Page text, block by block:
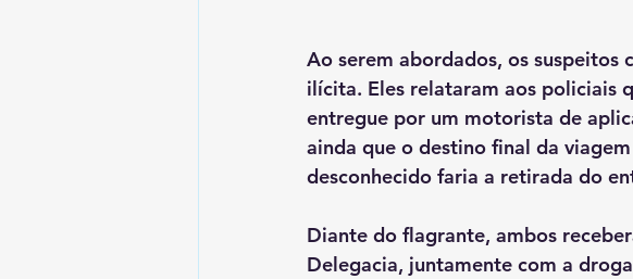
Ao serem abordados, os suspeitos
ilícita. Eles relataram aos policiais
entregue por um motorista de
ainda que o destino final da
desconhecido faria a retirada do
Diante do flagrante, ambos
Delegacia, juntamente com a